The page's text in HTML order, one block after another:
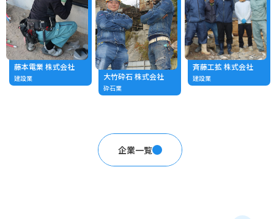
藤本電業 株式会社
建設業 大竹砕石 株式会社
砕石業
斉藤工拡 株式会社
建設業
企業一覧